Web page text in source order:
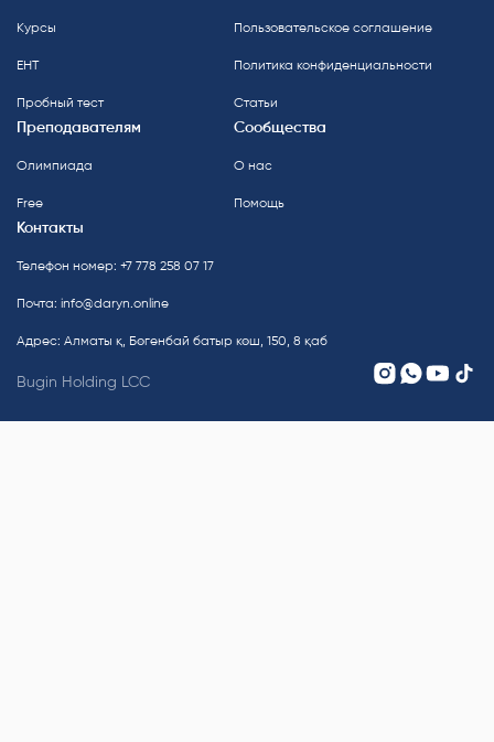
Курсы
ЕНТ
Пробный тест
Пользовательское соглашение
Политика конфиденциальности
Статьи
Преподавателям
Олимпиада
Free
Сообщества
О нас
Помощь
Контакты
Телефон номер: +7 778 258 07 17
Почта: info@daryn.online
Адрес: Алматы қ, Бөгенбай батыр көш, 150, 8 қаб
Bugin Holding LCC